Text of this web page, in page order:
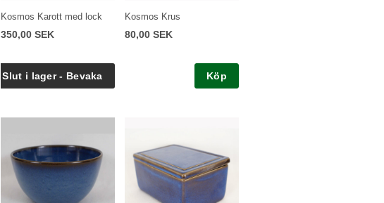
Kosmos Karott med lock
350,00 SEK
Kosmos Krus
80,00 SEK
Köp